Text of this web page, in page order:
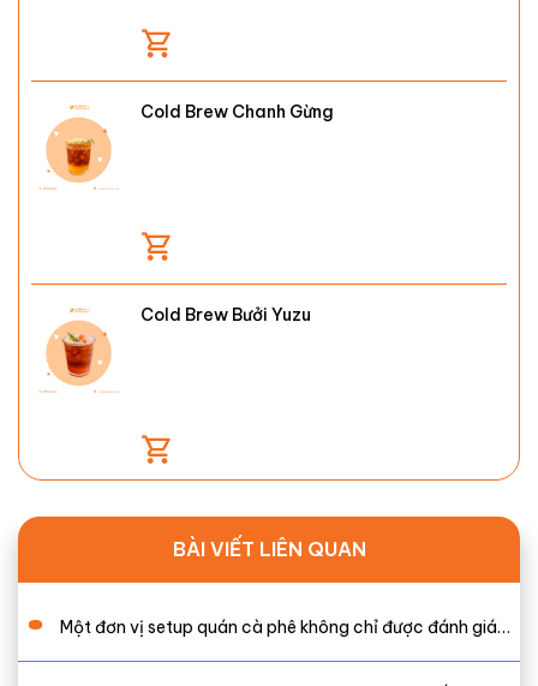
Cold Brew Chanh Gừng
Cold Brew Bưởi Yuzu
BÀI VIẾT LIÊN QUAN
Một đơn vị setup quán cà phê không chỉ được đánh giá…